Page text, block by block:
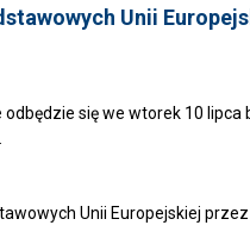
Unii
się we wtorek 10 lipca
Unii Europejskiej